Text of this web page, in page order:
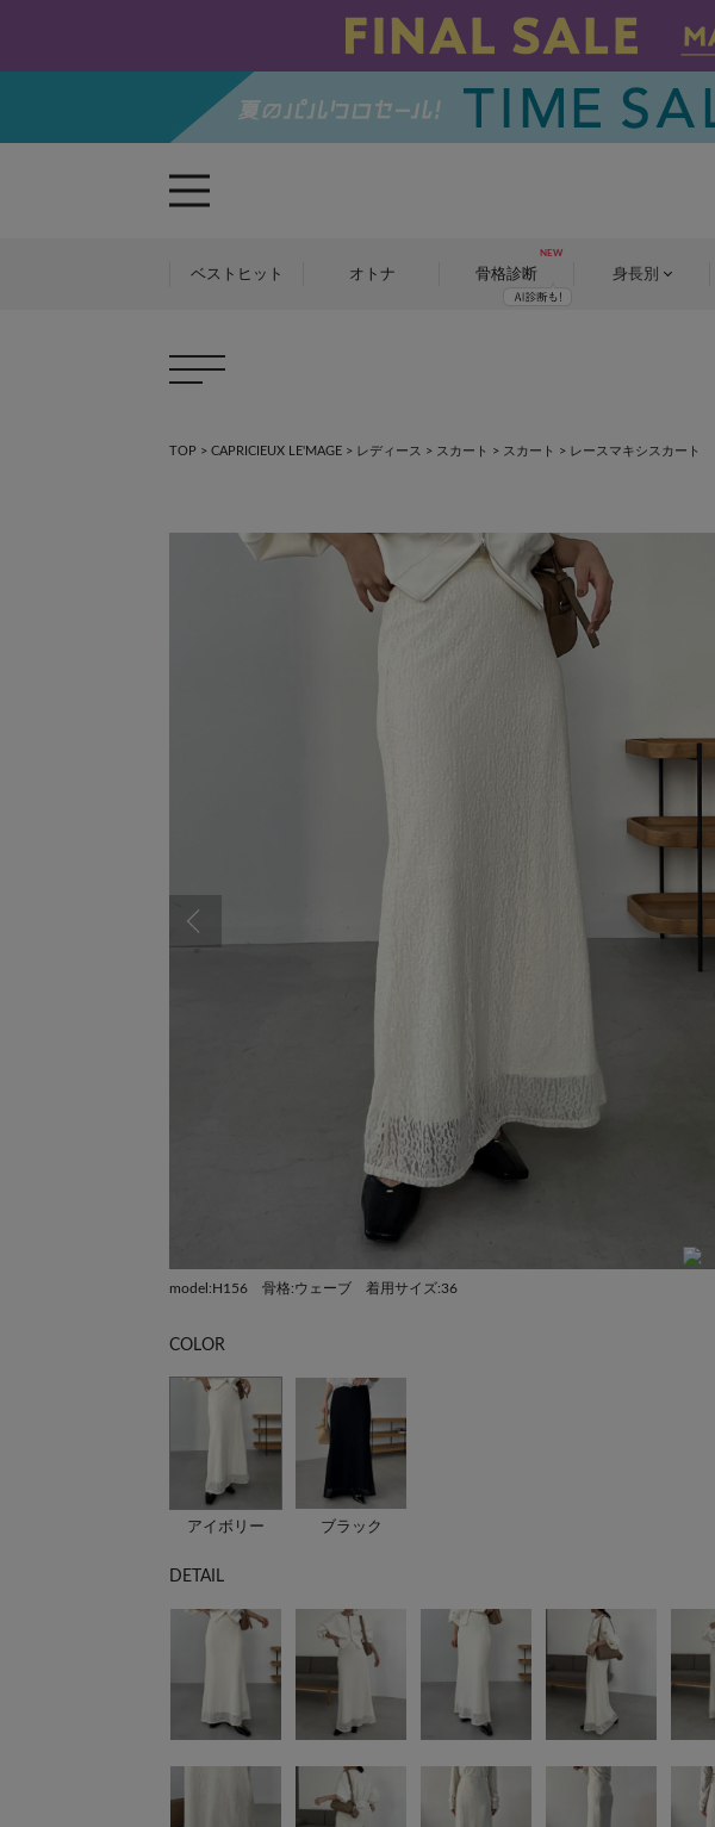
ベストヒット オトナ 骨格診断 身長別
TOP > CAPRICIEUX LE'MAGE > レディース > スカート > スカート > レースマキシスカート
model:H156 骨格:ウェーブ 着用サイズ:36
COLOR
アイボリー ブラック
DETAIL